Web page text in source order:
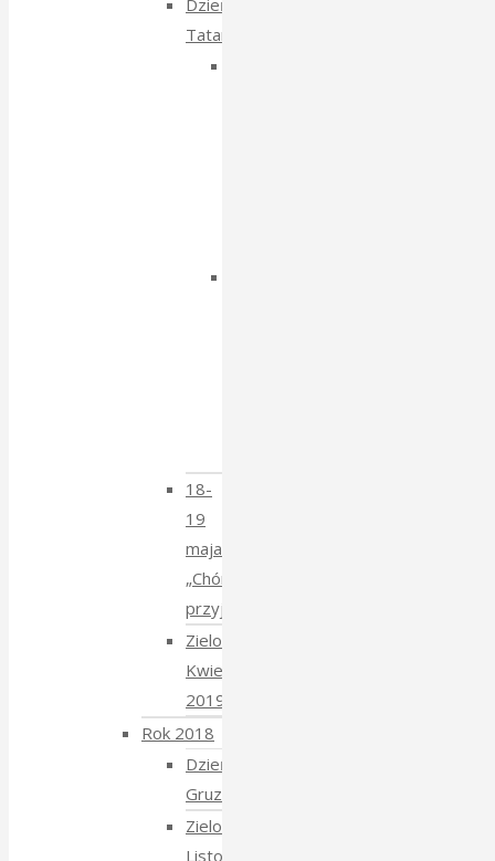
Dzień
Tatarski
18-
19
maja
„Chór
przyjechał”
Zielony
Kwiecień
2019
Rok 2018
Dzień
Gruziński
Zielony
Listopad